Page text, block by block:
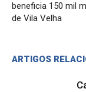
beneficia 150 mil
de Vila Velha
ARTIGOS